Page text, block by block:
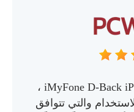
تهدف استعادة بيانات iMyFone D-Back iPhone ،
والتي تتوافق